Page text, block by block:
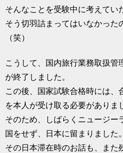
そんなことを受験中に考えてい
そう切羽詰まってはいなかった
（笑）
こうして、国内旅行業務取扱管
が終了しました。
この後、国家試験合格時には、
を本人が受け取る必要がありま
そのため、しばらくニュージー
国をせず、日本に留まりました。
その日本滞在時のお話も、また